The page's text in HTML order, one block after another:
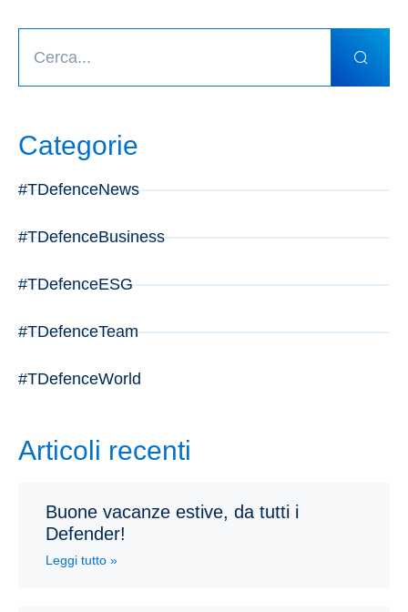
Categorie
#TDefenceNews
#TDefenceBusiness
#TDefenceESG
#TDefenceTeam
#TDefenceWorld
Articoli recenti
Buone vacanze estive, da tutti i
Defender!
Leggi tutto »